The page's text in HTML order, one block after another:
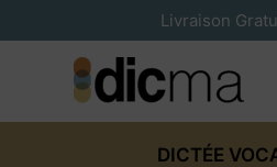
au
Livraison
DICTÉE